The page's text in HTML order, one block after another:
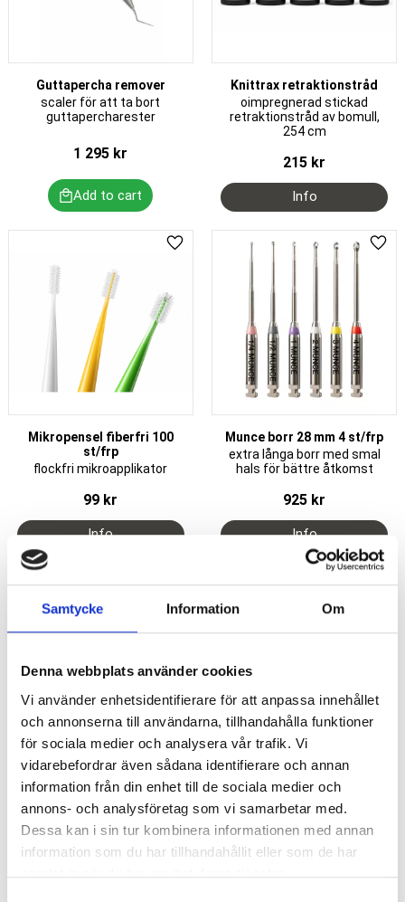
Samtycke Information Om
Denna webbplats använder cookies
Vi använder enhetsidentifierare för att anpassa innehållet
och annonserna till användarna, tillhandahålla funktioner
för sociala medier och analysera vår trafik. Vi
vidarebefordrar även sådana identifierare och annan
information från din enhet till de sociala medier och
annons- och analysföretag som vi samarbetar med.
Dessa kan i sin tur kombinera informationen med annan
information som du har tillhandahållit eller som de har
Guttapercha remover
scaler för att ta bort
guttapercharester
1 295 kr
Knittrax retraktionstråd
oimpregnerad stickad
retraktionstråd av bomull,
254 cm
215 kr
Mikropensel fiberfri 100
st/frp
flockfri mikroapplikator
99 kr
Add to favorites
Munce borr 28 mm 4 st/frp
extra långa borr med smal
hals för bättre åtkomst
925 kr
Add
extra långa borr med smal
hals för bättre åtkomst
925kr
Add to favorites
Aluminiumsulfat 25%
skonsam hemostas
275kr
Add